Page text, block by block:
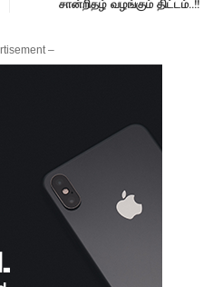
சான்றிதழ் வழங்கும் திட்டம்..!!
–